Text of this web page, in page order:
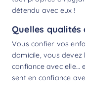
détendu avec eux !
Quelles qualités
Vous confier vos
domicile, vous
confiance avec elle…
sent en confiance